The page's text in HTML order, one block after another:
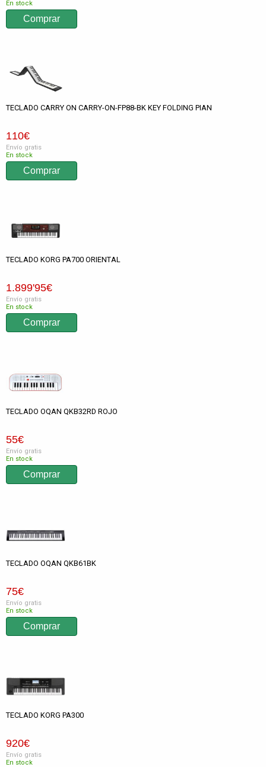
En stock
TECLADO CARRY ON CARRY-ON-FP88-BK KEY FOLDING PIAN
110€
Envío gratis
En stock
TECLADO KORG PA700 ORIENTAL
1.899'95€
Envío gratis
En stock
TECLADO OQAN QKB32RD ROJO
55€
Envío gratis
En stock
TECLADO OQAN QKB61BK
75€
Envío gratis
En stock
TECLADO KORG PA300
920€
Envío gratis
En stock